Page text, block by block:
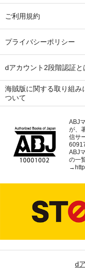
ご利用規約
プライバシーポリシー
dアカウント2段階認証と
海賊版に関する取り組み
ついて
ABJ
が、
信サ
ABJ
の一
→
d